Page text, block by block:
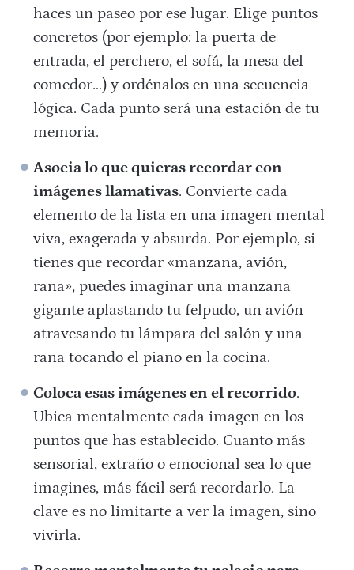
haces un paseo por ese lugar. Elige puntos
concretos (por ejemplo: la puerta de
entrada, el perchero, el sofá, la mesa del
comedor…) y ordénalos en una secuencia
lógica. Cada punto será una estación de tu
memoria.
Asocia lo que quieras recordar con
imágenes llamativas. Convierte cada
elemento de la lista en una imagen mental
viva, exagerada y absurda. Por ejemplo, si
tienes que recordar «manzana, avión,
rana», puedes imaginar una manzana
gigante aplastando tu felpudo, un avión
atravesando tu lámpara del salón y una
rana tocando el piano en la cocina.
Coloca esas imágenes en el recorrido.
Ubica mentalmente cada imagen en los
puntos que has establecido. Cuanto más
sensorial, extraño o emocional sea lo que
imagines, más fácil será recordarlo. La
clave es no limitarte a ver la imagen, sino
vivirla.